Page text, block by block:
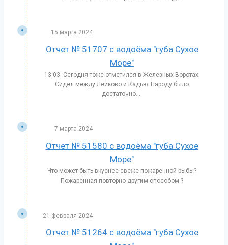
15 марта 2024
Отчет № 51707 с водоёма "губа Сухое
Море"
13.03. Сегодня тоже отметился в Железных Воротах.
Сидел между Лейково и Кадью. Народу было
достаточно....
7 марта 2024
Отчет № 51580 с водоёма "губа Сухое
Море"
Что может быть вкуснее свеже пожаренной рыбы?
Пожаренная повторно другим способом ?
21 февраля 2024
Отчет № 51264 с водоёма "губа Сухое